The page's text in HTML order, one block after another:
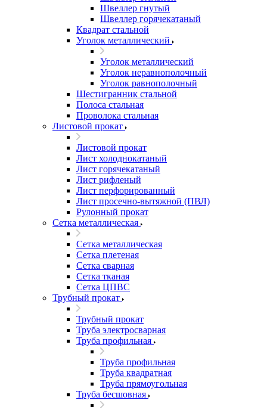
Швеллер гнутый
Швеллер горячекатаный
Квадрат стальной
Уголок металлический
Уголок металлический
Уголок неравнополочный
Уголок равнополочный
Шестигранник стальной
Полоса стальная
Проволока стальная
Листовой прокат
Листовой прокат
Лист холоднокатаный
Лист горячекатаный
Лист рифленый
Лист перфорированный
Лист просечно-вытяжной (ПВЛ)
Рулонный прокат
Сетка металлическая
Сетка металлическая
Сетка плетеная
Сетка сварная
Сетка тканая
Сетка ЦПВС
Трубный прокат
Трубный прокат
Труба электросварная
Труба профильная
Труба профильная
Труба квадратная
Труба прямоугольная
Труба бесшовная